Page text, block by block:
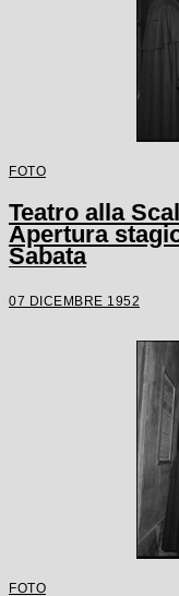
FOTO
Teatro alla
Apertura
Sabata
07 DICEMBRE 1952
FOTO